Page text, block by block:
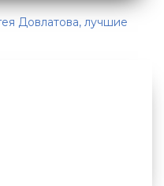
Довлатова, лучшие